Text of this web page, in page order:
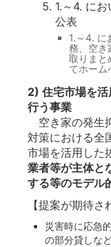
1.～4. に
公表
1.～4. に
務、空き
取りまと
てホーム
2) 住宅市場を
行う事業
空き家の発生
対策における全
市場を活用した
業者等が主体と
する等のモデル
【提案が期待さ
災害時に応急
の部分貸しな